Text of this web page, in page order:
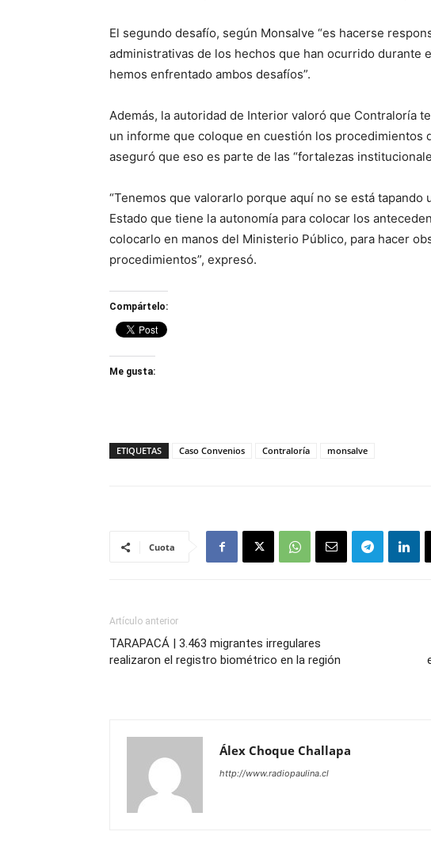
El segundo desafío, según Monsalve “es hacerse
administrativas de los hechos que han ocurrido durante
hemos enfrentado ambos desafíos”.
Además, la autoridad de Interior valoró que Contraloría
un informe que coloque en cuestión los procedimientos
aseguró que eso es parte de las “fortalezas
“Tenemos que valorarlo porque aquí no se está
Estado que tiene la autonomía para colocar los
colocarlo en manos del Ministerio Público, para hacer
procedimientos”, expresó.
Compártelo:
Me gusta:
ETIQUETAS Caso Convenios Contraloría monsalve
Cuota
Artículo anterior
TARAPACÁ | 3.463 migrantes irregulares
realizaron el registro biométrico en la región
Álex Choque Challapa
http://www.radiopaulina.cl